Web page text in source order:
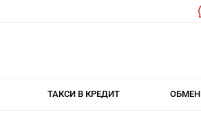
ТАКСИ В КРЕДИТ